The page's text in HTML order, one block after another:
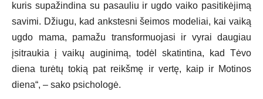
kuris supažindina su pasauliu ir ugdo vaiko pasitikėjimą
savimi. Džiugu, kad ankstesni šeimos modeliai, kai vaiką
ugdo mama, pamažu transformuojasi ir vyrai daugiau
įsitraukia į vaikų auginimą, todėl skatintina, kad Tėvo
diena turėtų tokią pat reikšmę ir vertę, kaip ir Motinos
diena“, – sako psichologė.